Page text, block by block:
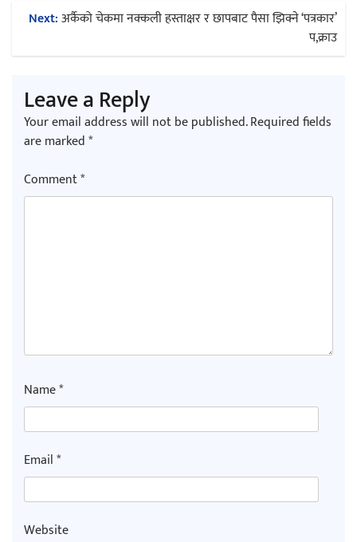
चलचित्र ‘माया भनेकै यस्तो होला’को शीर्ष गीत
Next:अर्कैको चेकमा नक्कली हस्ताक्षर र छापबाट पैसा झिक्ने ‘पत्रकार’
प,क्राउ
Leave a Reply
Your email address will not be published.Required fields
are marked*
Comment*
Name*
Email*
Website